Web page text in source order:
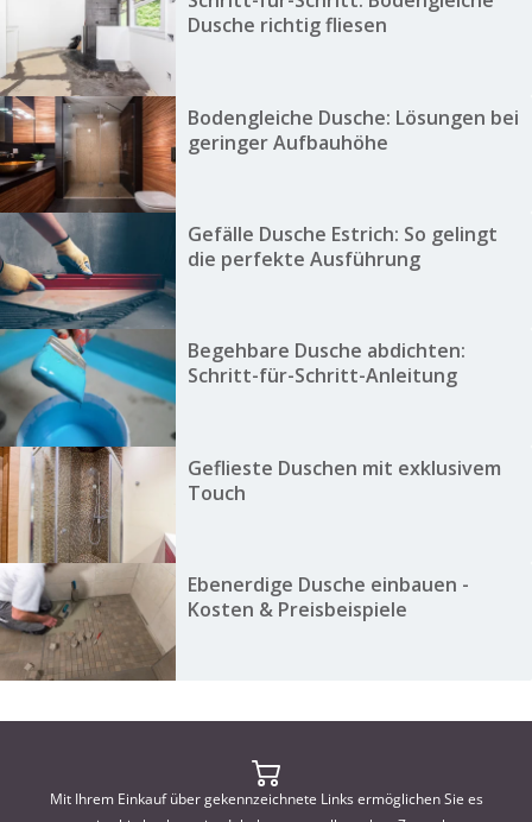
Dusche richtig fliesen
Bodengleiche Dusche: Lösungen bei
geringer Aufbauhöhe
Gefälle Dusche Estrich: So gelingt
die perfekte Ausführung
Begehbare Dusche abdichten:
Schritt-für-Schritt-Anleitung
Geflieste Duschen mit exklusivem
Touch
Ebenerdige Dusche einbauen -
Kosten & Preisbeispiele
Mit Ihrem Einkauf über gekennzeichnete Links ermöglichen Sie es